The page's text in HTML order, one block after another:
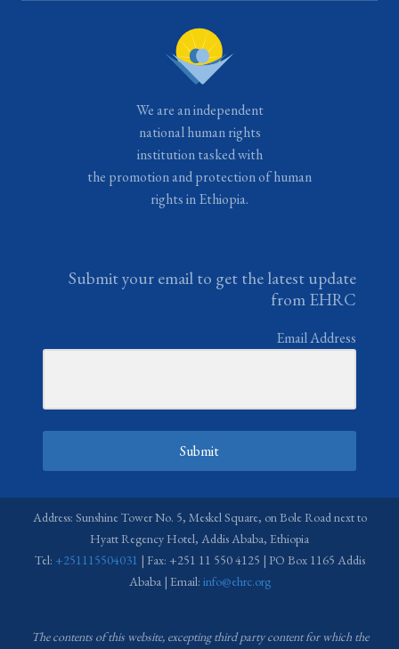
We are an independent
national human rights
institution tasked with
the promotion and protection of human
rights in Ethiopia.
Submit your email to get the latest update
from EHRC
Email Address
Submit
Address: Sunshine Tower No. 5, Meskel Square, on Bole Road next to
Hyatt Regency Hotel, Addis Ababa, Ethiopia
Tel: +251115504031 | Fax: +251 11 550 4125 | PO Box 1165 Addis
Ababa | Email: info@ehrc.org
The contents of this website, excepting third party content for which the